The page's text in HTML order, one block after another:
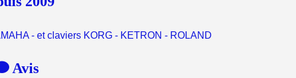
- et claviers KORG - KETRON - ROLAND
Avis